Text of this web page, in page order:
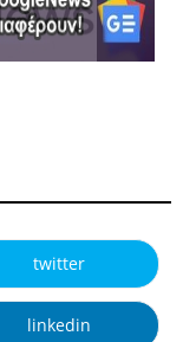
twitter
linkedin